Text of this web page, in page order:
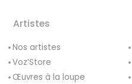
Artistes
Nos artistes
Voz’Store
Œuvres à la loupe